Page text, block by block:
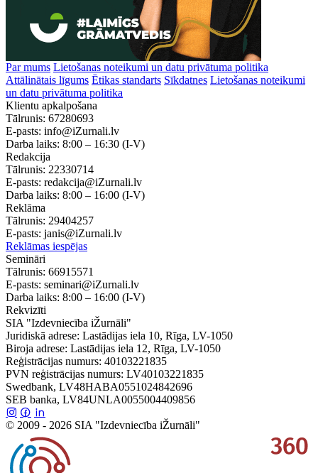
Par mums Lietošanas noteikumi un datu privātuma politika
Attālinātais līgums Ētikas standarts Sīkdatnes Lietošanas noteikumi
un datu privātuma politika
Klientu apkalpošana
Tālrunis: 67280693
E-pasts: info@iZurnali.lv
Darba laiks: 8:00 – 16:30 (I-V)
Redakcija
Tālrunis: 22330714
E-pasts: redakcija@iZurnali.lv
Darba laiks: 8:00 – 16:00 (I-V)
Reklāma
Tālrunis: 29404257
E-pasts: janis@iZurnali.lv
Reklāmas iespējas
Semināri
Tālrunis: 66915571
E-pasts: seminari@iZurnali.lv
Darba laiks: 8:00 – 16:00 (I-V)
Rekvizīti
SIA "Izdevniecība iŽurnāli"
Juridiskā adrese: Lastādijas iela 10, Rīga, LV-1050
Biroja adrese: Lastādijas iela 12, Rīga, LV-1050
Reģistrācijas numurs: 40103221835
PVN reģistrācijas numurs: LV40103221835
Swedbank, LV48HABA0551024842696
SEB banka, LV84UNLA0055004409856
© 2009 - 2026 SIA "Izdevniecība iŽurnāli"